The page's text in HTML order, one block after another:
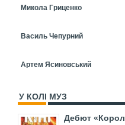
Микола Гриценко
Василь Чепурний
Артем Ясиновський
У КОЛІ МУЗ
Дебют